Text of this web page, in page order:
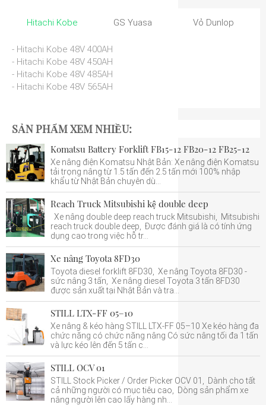
Hitachi Kobe GS Yuasa Vỏ Dunlop
- Hitachi Kobe 48V 400AH
- Hitachi Kobe 48V 450AH
- Hitachi Kobe 48V 485AH
- Hitachi Kobe 48V 565AH
SẢN PHẨM XEM NHIỀU:
Komatsu Battery Forklift FB15-12 FB20-12 FB25-12
Xe nâng điện Komatsu Nhật Bản: Xe nâng điện Komatsu
tải trọng nâng từ 1.5 tấn đến 2.5 tấn mới 100% nhập
khẩu từ Nhật Bản chuyên dù...
Reach Truck Mitsubishi kệ double deep
Xe nâng double deep reach truck Mitsubishi, Mitsubishi
reach truck double deep, Được đánh giá là có tính ứng
dụng cao trong việc hỗ tr...
Xe nâng Toyota 8FD30
Toyota diesel forklift 8FD30, Xe nâng Toyota 8FD30 -
sức nâng 3 tấn, Xe nâng diesel Toyota 3 tấn 8FD30
được sản xuất tại Nhật Bản và tra...
STILL LTX-FF 05–10
Xe nâng & kéo hàng STILL LTX-FF 05–10 Xe kéo hàng đa
chức năng có chức năng nâng Có sức nâng tối đa 1 tấn
và lực kéo lên đến 5 tấn c...
STILL OCV 01
STILL Stock Picker / Order Picker OCV 01, Dành cho tất
cả những người có mục tiêu cao, Dòng sản phẩm xe
nâng người lên cao lấy hàng nh...